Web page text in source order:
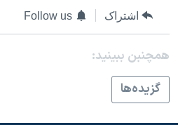
همایش محافظه‌کاران آمریکا «سی‌پک»
صفحه‌های ویژه
سفر پرزیدنت ترامپ به چین
اشتراک Follow us
همچنبن ببینید:
گزيده‌ها